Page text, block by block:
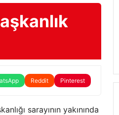
Reddit Pinterest
sarayının yakınında